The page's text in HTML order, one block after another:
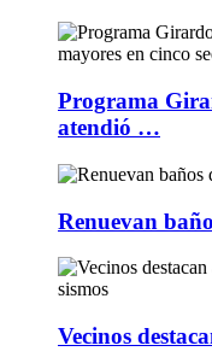
Programa
atendió …
Renuevan
Vecinos